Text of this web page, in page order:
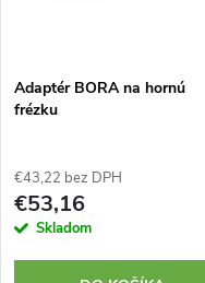
Adaptér BORA na hornú
frézku
€43,22 bez DPH
€53,16
Skladom